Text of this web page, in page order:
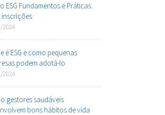
ESG Fundamentos e Práticas
inscrições
2024
é ESG e como pequenas
podem adotá-lo
2024
gestores saudáveis
bons hábitos de vida